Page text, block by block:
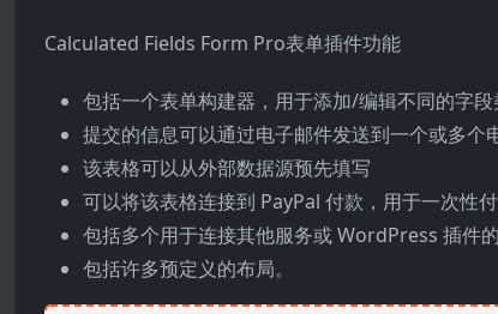
Calculated Fields Form Pro表单插件功能
包括一个表单构建器，用于添加/编辑不同的字
提交的信息可以通过电子邮件发送到一个或多个
该表格可以从外部数据源预先填写
可以将该表格连接到 PayPal 付款，用于一次性
包括多个用于连接其他服务或 WordPress 插件的
包括许多预定义的布局。